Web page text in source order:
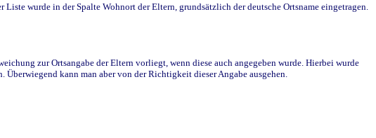
wurde in der Spalte Wohnort der Eltern, grundsätzlich der deutsche Ortsname eingetragen.
zur Ortsangabe der Eltern vorliegt, wenn diese auch angegeben wurde. Hierbei wurde
kann man aber von der Richtigkeit dieser Angabe ausgehen.